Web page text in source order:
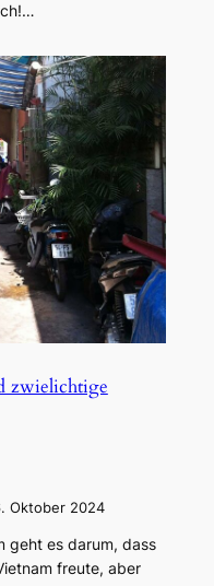
zwielichtige
Oktober 2024
geht es darum, dass
freute, aber